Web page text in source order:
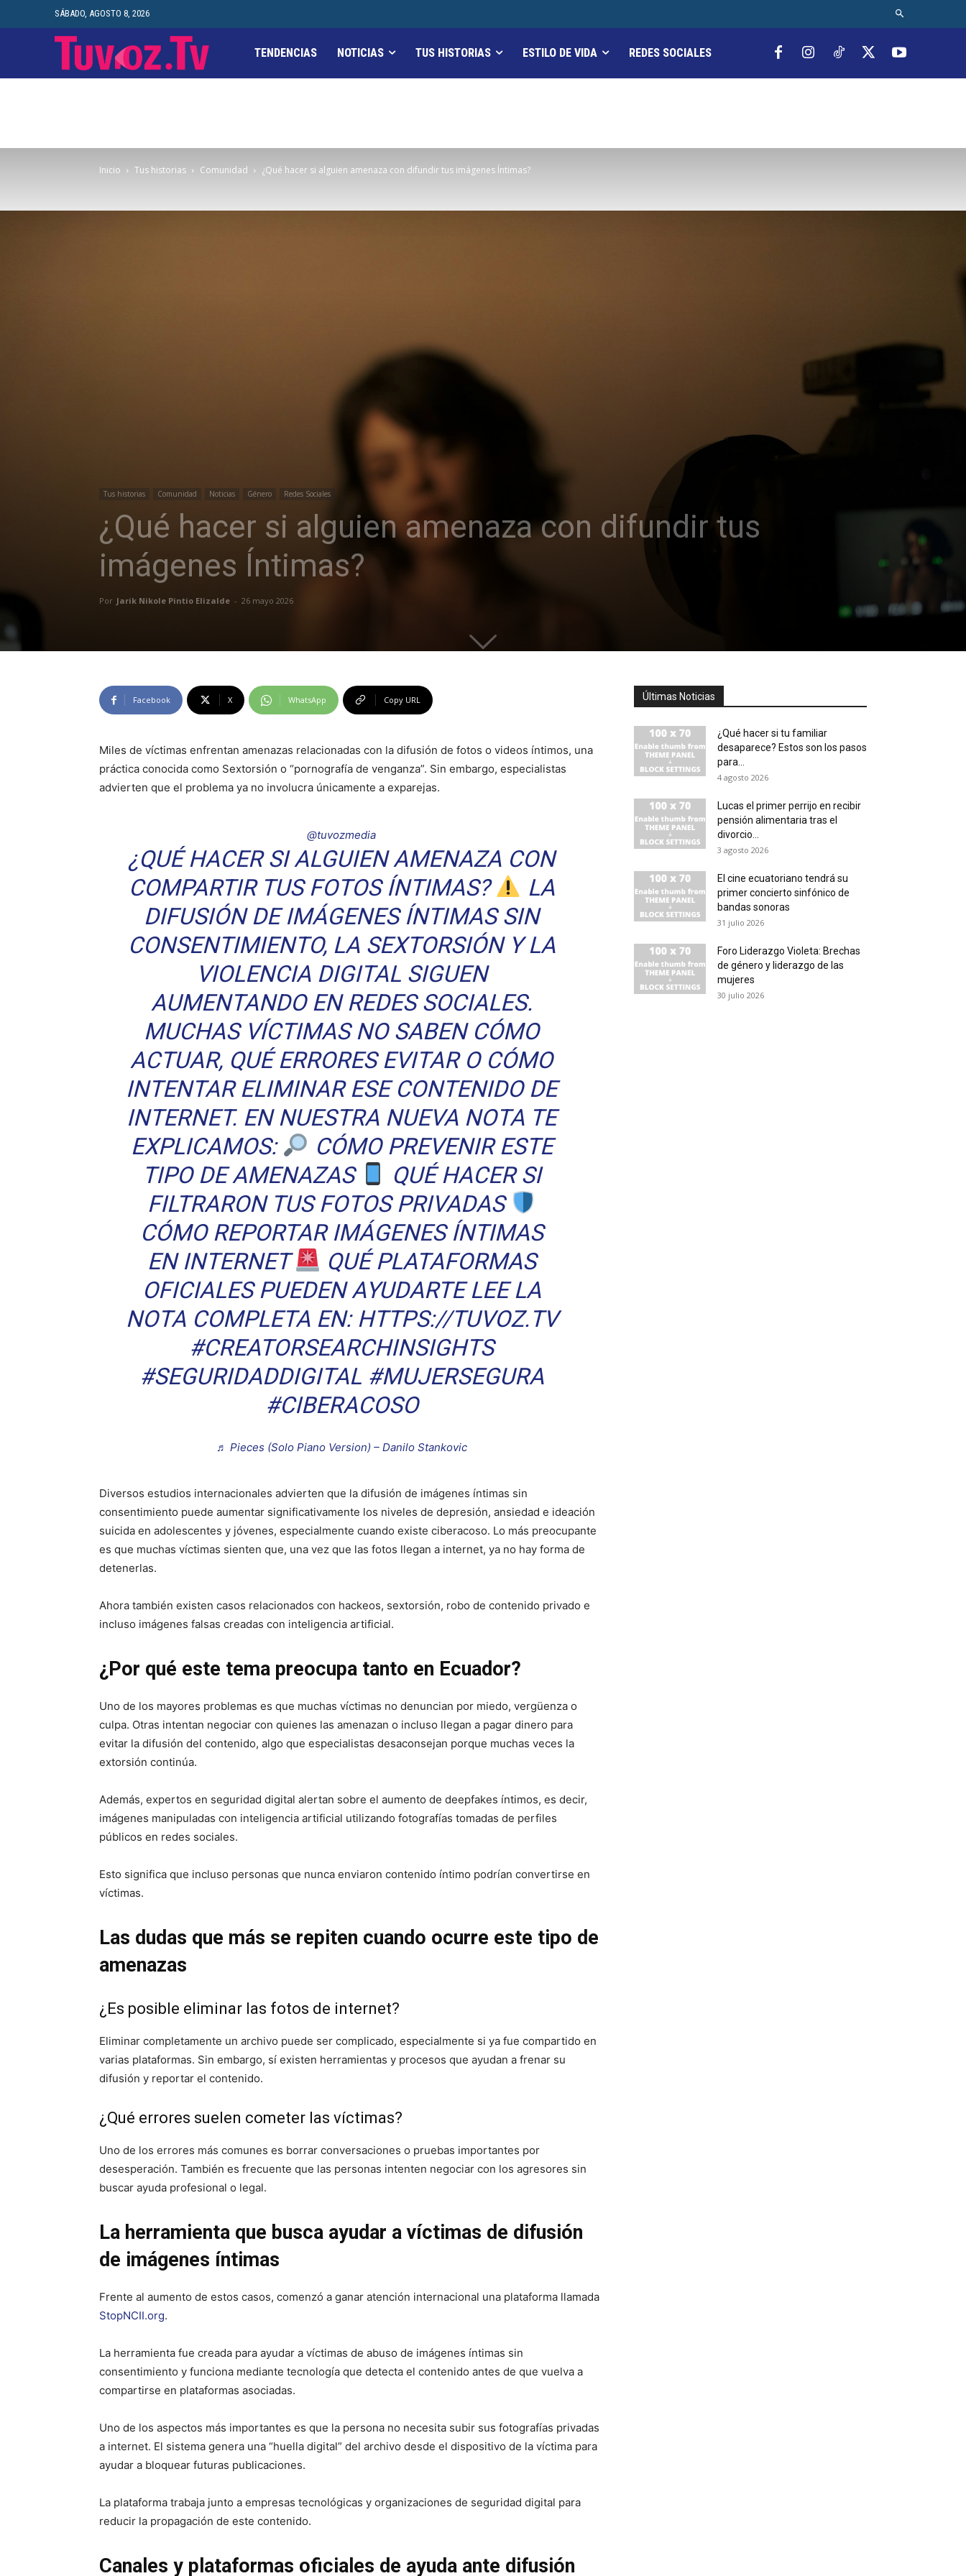
SÁBADO, AGOSTO 8, 2026
TENDENCIAS NOTICIAS TUS HISTORIAS ESTILO DE VIDA REDES SOCIALES
Inicio Tus historias Comunidad ¿Qué hacer si alguien amenaza con difundir tus imágenes Íntimas?
Tus historias Comunidad Noticias Género Redes Sociales
¿Qué hacer si alguien amenaza con difundir tus
imágenes Íntimas?
Por Jarik Nikole Pintio Elizalde - 26 mayo 2026
Facebook X WhatsApp Copy URL
Miles de víctimas enfrentan amenazas relacionadas con la difusión de fotos o videos íntimos, una
práctica conocida como Sextorsión o “pornografía de venganza”. Sin embargo, especialistas
advierten que el problema ya no involucra únicamente a exparejas.
@tuvozmedia
¿QUÉ HACER SI ALGUIEN AMENAZA CON
COMPARTIR TUS FOTOS ÍNTIMAS?
LA
DIFUSIÓN DE IMÁGENES ÍNTIMAS SIN
CONSENTIMIENTO, LA SEXTORSIÓN Y LA
VIOLENCIA DIGITAL SIGUEN
AUMENTANDO EN REDES SOCIALES.
MUCHAS VÍCTIMAS NO SABEN CÓMO
ACTUAR, QUÉ ERRORES EVITAR O CÓMO
INTENTAR ELIMINAR ESE CONTENIDO DE
INTERNET. EN NUESTRA NUEVA NOTA TE
EXPLICAMOS:
CÓMO PREVENIR ESTE
TIPO DE AMENAZAS
QUÉ HACER SI
FILTRARON TUS FOTOS PRIVADAS
CÓMO REPORTAR IMÁGENES ÍNTIMAS
EN INTERNET
QUÉ PLATAFORMAS
OFICIALES PUEDEN AYUDARTE LEE LA
NOTA COMPLETA EN: HTTPS://TUVOZ.TV
#CREATORSEARCHINSIGHTS
#SEGURIDADDIGITAL #MUJERSEGURA
#CIBERACOSO
♬ Pieces (Solo Piano Version) – Danilo Stankovic
Diversos estudios internacionales advierten que la difusión de imágenes íntimas sin
consentimiento puede aumentar significativamente los niveles de depresión, ansiedad e ideación
suicida en adolescentes y jóvenes, especialmente cuando existe ciberacoso. Lo más preocupante
es que muchas víctimas sienten que, una vez que las fotos llegan a internet, ya no hay forma de
detenerlas.
Ahora también existen casos relacionados con hackeos, sextorsión, robo de contenido privado e
incluso imágenes falsas creadas con inteligencia artificial.
¿Por qué este tema preocupa tanto en Ecuador?
Uno de los mayores problemas es que muchas víctimas no denuncian por miedo, vergüenza o
culpa. Otras intentan negociar con quienes las amenazan o incluso llegan a pagar dinero para
evitar la difusión del contenido, algo que especialistas desaconsejan porque muchas veces la
extorsión continúa.
Además, expertos en seguridad digital alertan sobre el aumento de deepfakes íntimos, es decir,
imágenes manipuladas con inteligencia artificial utilizando fotografías tomadas de perfiles
públicos en redes sociales.
Esto significa que incluso personas que nunca enviaron contenido íntimo podrían convertirse en
víctimas.
Las dudas que más se repiten cuando ocurre este tipo de
amenazas
¿Es posible eliminar las fotos de internet?
Eliminar completamente un archivo puede ser complicado, especialmente si ya fue compartido en
varias plataformas. Sin embargo, sí existen herramientas y procesos que ayudan a frenar su
difusión y reportar el contenido.
¿Qué errores suelen cometer las víctimas?
Uno de los errores más comunes es borrar conversaciones o pruebas importantes por
desesperación. También es frecuente que las personas intenten negociar con los agresores sin
buscar ayuda profesional o legal.
La herramienta que busca ayudar a víctimas de difusión
de imágenes íntimas
Frente al aumento de estos casos, comenzó a ganar atención internacional una plataforma llamada
StopNCII.org.
La herramienta fue creada para ayudar a víctimas de abuso de imágenes íntimas sin
consentimiento y funciona mediante tecnología que detecta el contenido antes de que vuelva a
compartirse en plataformas asociadas.
Uno de los aspectos más importantes es que la persona no necesita subir sus fotografías privadas
a internet. El sistema genera una “huella digital” del archivo desde el dispositivo de la víctima para
ayudar a bloquear futuras publicaciones.
La plataforma trabaja junto a empresas tecnológicas y organizaciones de seguridad digital para
reducir la propagación de este contenido.
Canales y plataformas oficiales de ayuda ante difusión
Últimas Noticias
¿Qué hacer si tu familiar
desaparece? Estos son los pasos
para...
4 agosto 2026
Lucas el primer perrijo en recibir
pensión alimentaria tras el
divorcio...
3 agosto 2026
El cine ecuatoriano tendrá su
primer concierto sinfónico de
bandas sonoras
31 julio 2026
Foro Liderazgo Violeta: Brechas
de género y liderazgo de las
mujeres
30 julio 2026